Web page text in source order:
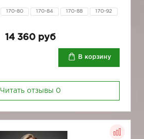
170-80 170-84 170-88 170-92
14 360 руб
В корзину
Читать отзывы 0